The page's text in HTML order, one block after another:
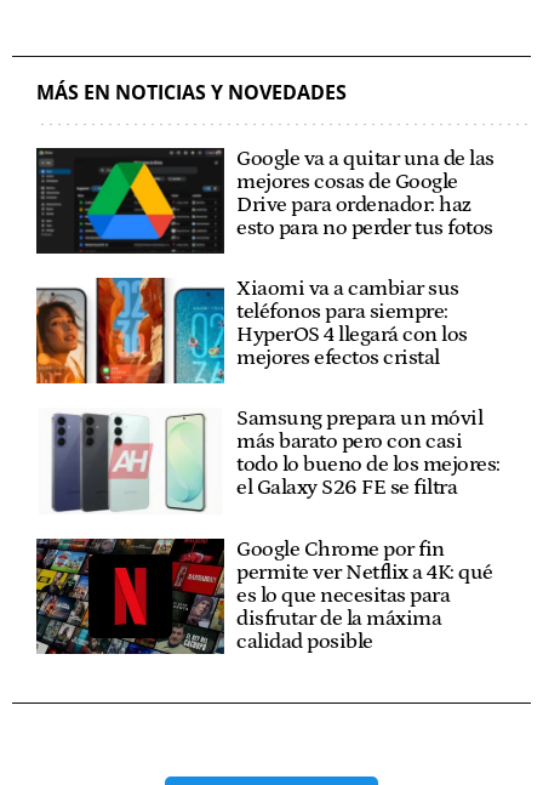
MÁS EN NOTICIAS Y NOVEDADES
Google va a quitar una de las
mejores cosas de Google
Drive para ordenador: haz
esto para no perder tus fotos
Xiaomi va a cambiar sus
teléfonos para siempre:
HyperOS 4 llegará con los
mejores efectos cristal
Samsung prepara un móvil
más barato pero con casi
todo lo bueno de los mejores:
el Galaxy S26 FE se filtra
Google Chrome por fin
permite ver Netflix a 4K: qué
es lo que necesitas para
disfrutar de la máxima
calidad posible